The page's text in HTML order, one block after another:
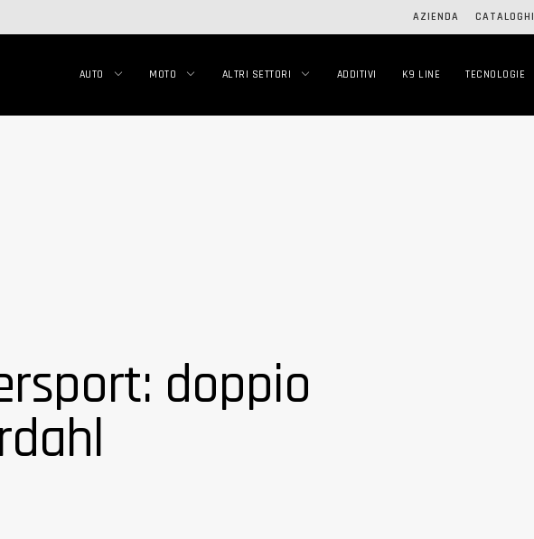
AZIENDA CATALOGHI
AUTO MOTO ALTRI SETTORI ADDITIVI K9 LINE TECNOLOGIE
doppio